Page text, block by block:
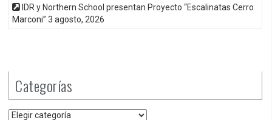
IDR y Northern School presentan Proyecto “Escalinatas Cerro
Marconi” 3 agosto, 2026
Categorías
Categorías